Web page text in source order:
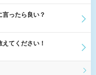
ったら良い？
てください！